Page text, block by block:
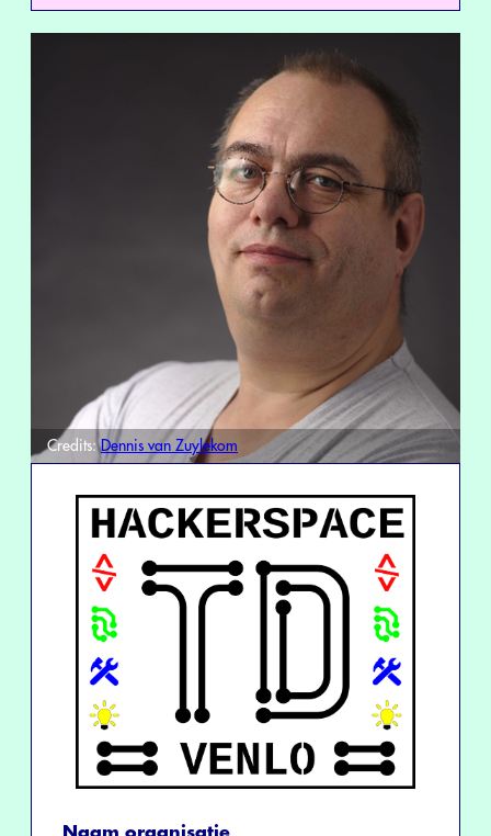
Credits:Dennis van Zuylekom